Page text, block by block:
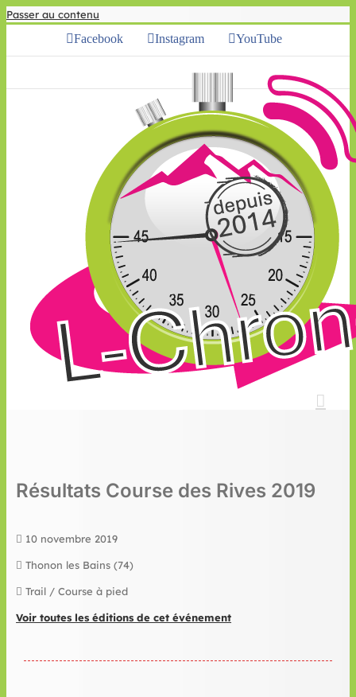
Passer au contenu
Facebook Instagram YouTube
Résultats Course des Rives 2019
10 novembre 2019
Thonon les Bains (74)
Trail / Course à pied
Voir toutes les éditions de cet événement